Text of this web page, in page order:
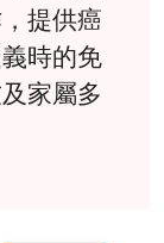
提供癌
時的免
家屬多